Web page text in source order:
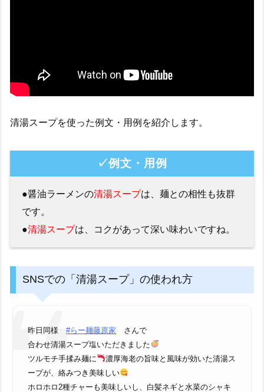
清湯スープを使った例文・用例を紹介します。
✓例文・用例
●醤油ラーメンの清湯スープは、麺との相性も抜群
です。
●清湯スープは、コクがあって深い味わいですね。
SNSでの「清湯スープ」の使われ方
昨日同様 #らー麺藤原家 さんで
合わせ清湯スープ塩いただきました
ツルモチ手揉み麺に
濃厚海老の旨味と風味が効いた清湯ス
ープが、絡みつき美味しい
ホロホロ2種チャーも美味しいし、白髪ネギと水菜のシャキ